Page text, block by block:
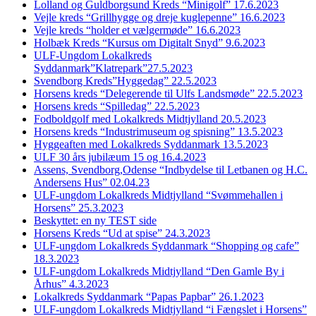
Lolland og Guldborgsund Kreds “Minigolf” 17.6.2023
Vejle kreds “Grillhygge og dreje kuglepenne” 16.6.2023
Vejle kreds “holder et vælgermøde” 16.6.2023
Holbæk Kreds “Kursus om Digitalt Snyd” 9.6.2023
ULF-Ungdom Lokalkreds
Syddanmark”Klatrepark”27.5.2023
Svendborg Kreds”Hyggedag” 22.5.2023
Horsens kreds “Delegerende til Ulfs Landsmøde” 22.5.2023
Horsens kreds “Spilledag” 22.5.2023
Fodboldgolf med Lokalkreds Midtjylland 20.5.2023
Horsens kreds “Industrimuseum og spisning” 13.5.2023
Hyggeaften med Lokalkreds Syddanmark 13.5.2023
ULF 30 års jubilæum 15 og 16.4.2023
Assens, Svendborg,Odense “Indbydelse til Letbanen og H.C.
Andersens Hus” 02.04.23
ULF-ungdom Lokalkreds Midtjylland “Svømmehallen i
Horsens” 25.3.2023
Beskyttet: en ny TEST side
Horsens Kreds “Ud at spise” 24.3.2023
ULF-ungdom Lokalkreds Syddanmark “Shopping og cafe”
18.3.2023
ULF-ungdom Lokalkreds Midtjylland “Den Gamle By i
Århus” 4.3.2023
Lokalkreds Syddanmark “Papas Papbar” 26.1.2023
ULF-ungdom Lokalkreds Midtjylland “i Fængslet i Horsens”